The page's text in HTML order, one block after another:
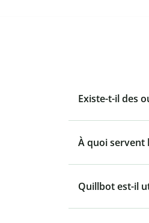
Existe-t-il des
À quoi servent
Quillbot est-il